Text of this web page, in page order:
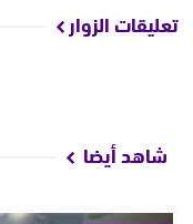
تعليقات الزوار
شاهد أيضا